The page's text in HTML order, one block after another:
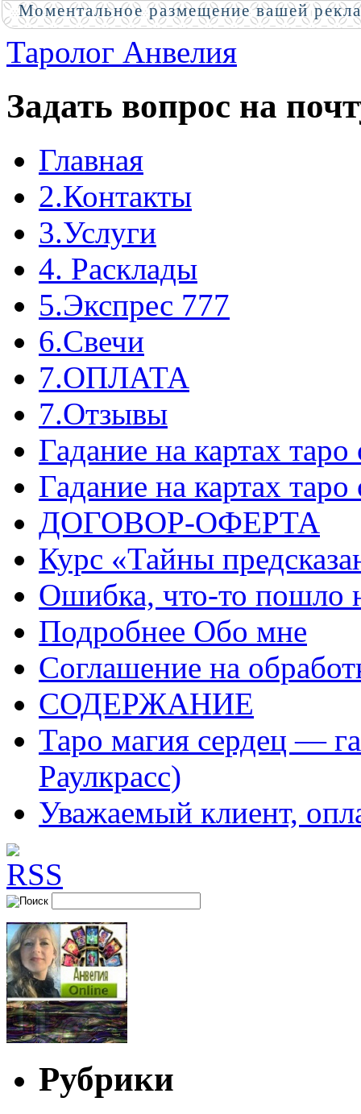
Таролог Анвелия
Задать вопрос на
Главная
2.Контакты
3.Услуги
4. Расклады
5.Экспрес 777
6.Свечи
7.ОПЛАТА
7.Отзывы
Гадание на картах
Гадание на картах
ДОГОВОР-ОФЕРТА
Курс «Тайны
Ошибка, что-то пошло
Подробнее Обо мне
Соглашение на
СОДЕРЖАНИЕ
Таро магия сердец —
Раулкрасс)
Уважаемый клиент,
Рубрики
Моментальное размещение вашей